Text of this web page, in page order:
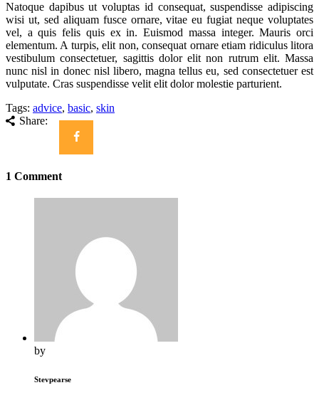
Natoque dapibus ut voluptas id consequat, suspendisse adipiscing
wisi ut, sed aliquam fusce ornare, vitae eu fugiat neque voluptates
vel, a quis felis quis ex in. Euismod massa integer. Mauris orci
elementum. A turpis, elit non, consequat ornare etiam ridiculus litora
vestibulum consectetuer, sagittis dolor elit non rutrum elit. Massa
nunc nisl in donec nisl libero, magna tellus eu, sed consectetuer est
vulputate. Cras suspendisse velit elit dolor molestie parturient.
Tags: advice, basic, skin
Share:
1 Comment
by
Stevpearse